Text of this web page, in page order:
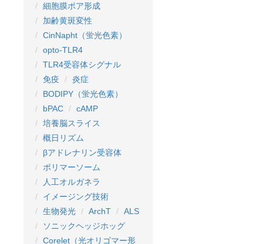
細胞膜ポア形成
加齢黄斑変性
CinNapht（蛍光色素）
opto-TLR4
TLR4受容体シグナル
免疫
炎症
BODIPY（蛍光色素）
bPAC
cAMP
培養脳スライス
概日リズム
βアドレナリン受容体
ポリマーソーム
人工オルガネラ
イメージング技術
生物発光
ArchT
ALS
ソニックヘッジホッグ
Corelet（光オリゴマー形